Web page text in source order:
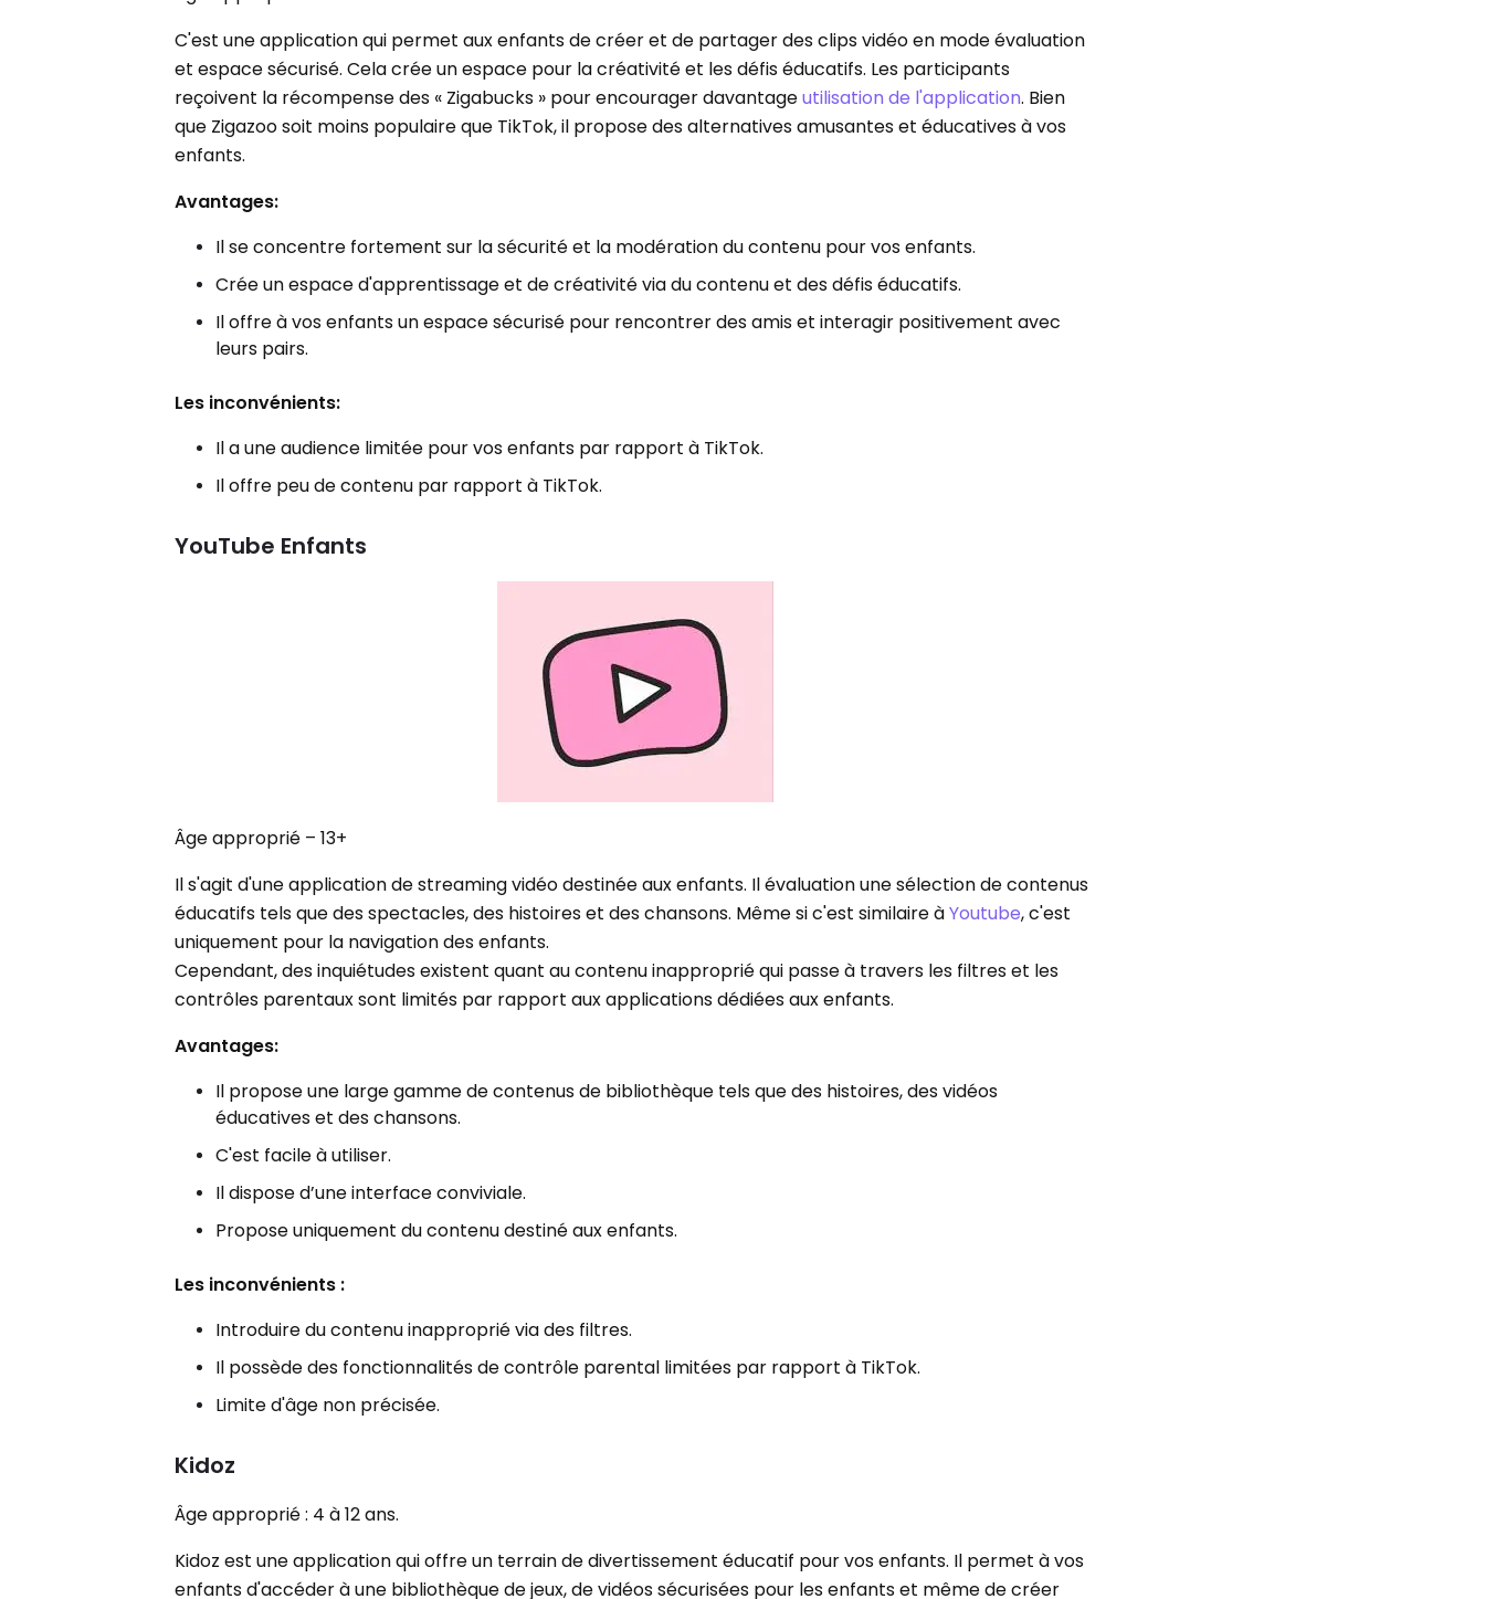
C'est une application qui permet aux enfants de créer et de partager des clips vidéo en mode évaluation
et espace sécurisé. Cela crée un espace pour la créativité et les défis éducatifs. Les participants
reçoivent la récompense des « Zigabucks » pour encourager davantageutilisation de l'application. Bien
que Zigazoo soit moins populaire que TikTok, il propose des alternatives amusantes et éducatives à vos
enfants.
Avantages:
Il se concentre fortement sur la sécurité et la modération du contenu pour vos enfants.
Crée un espace d'apprentissage et de créativité via du contenu et des défis éducatifs.
Il offre à vos enfants un espace sécurisé pour rencontrer des amis et interagir positivement avec
leurs pairs.
Les inconvénients:
Il a une audience limitée pour vos enfants par rapport à TikTok.
Il offre peu de contenu par rapport à TikTok.
YouTube Enfants
Âge approprié – 13+
Il s'agit d'une application de streaming vidéo destinée aux enfants. Il évaluation une sélection de contenus
éducatifs tels que des spectacles, des histoires et des chansons. Même si c'est similaire àYoutube, c'est
uniquement pour la navigation des enfants.
Cependant, des inquiétudes existent quant au contenu inapproprié qui passe à travers les filtres et les
contrôles parentaux sont limités par rapport aux applications dédiées aux enfants.
Avantages:
Il propose une large gamme de contenus de bibliothèque tels que des histoires, des vidéos
éducatives et des chansons.
C'est facile à utiliser.
Il dispose d’une interface conviviale.
Propose uniquement du contenu destiné aux enfants.
Les inconvénients :
Introduire du contenu inapproprié via des filtres.
Il possède des fonctionnalités de contrôle parental limitées par rapport à TikTok.
Limite d'âge non précisée.
Kidoz
Âge approprié : 4 à 12 ans.
Kidoz est une application qui offre un terrain de divertissement éducatif pour vos enfants. Il permet à vos
enfants d'accéder à une bibliothèque de jeux, de vidéos sécurisées pour les enfants et même de créer